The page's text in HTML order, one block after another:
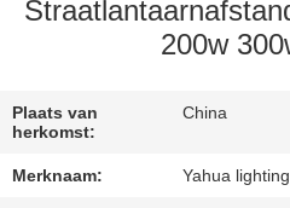
VERZOEK
OM
200w
Plaats van
herkomst:
China
Merknaam: Yahua lighting